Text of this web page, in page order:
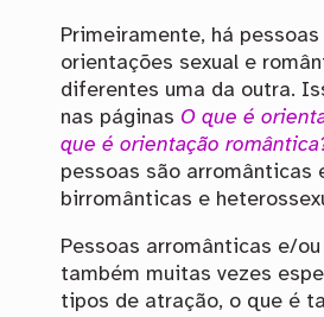
Primeiramente, há pessoas
orientações sexual e
diferentes uma da outra.
nas páginas O que é
que é orientação
pessoas são arromânticas
birromânticas e
Pessoas arromânticas e/
também muitas vezes
tipos de atração, o que é